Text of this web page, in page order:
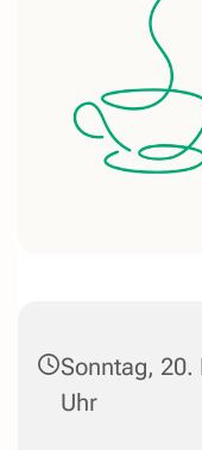
Sonntag,
Uhr